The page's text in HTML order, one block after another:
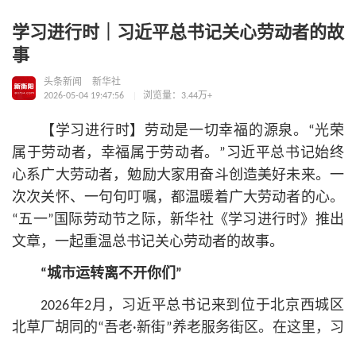
学习进行时｜习近平总书记关心劳动者的故
事
头条新闻
新华社
2026-05-04 19:47:56
浏览量：3.44万+
【学习进行时】劳动是一切幸福的源泉。“光荣
属于劳动者，幸福属于劳动者。”习近平总书记始终
心系广大劳动者，勉励大家用奋斗创造美好未来。一
次次关怀、一句句叮嘱，都温暖着广大劳动者的心。
“五一”国际劳动节之际，新华社《学习进行时》推出
文章，一起重温总书记关心劳动者的故事。
“城市运转离不开你们”
2026年2月，习近平总书记来到位于北京西城区
北草厂胡同的“吾老·新街”养老服务街区。在这里，习